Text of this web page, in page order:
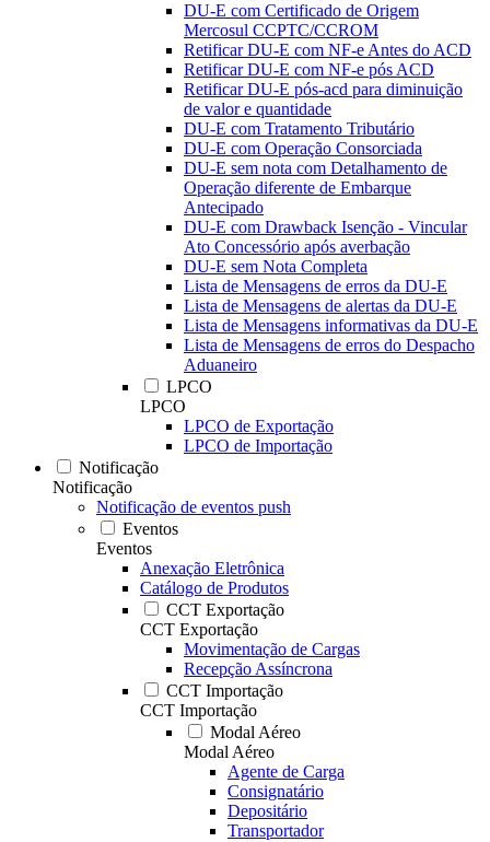
DU-E com Certificado de Origem
Mercosul CCPTC/CCROM
Retificar DU-E com NF-e Antes do ACD
Retificar DU-E com NF-e pós ACD
Retificar DU-E pós-acd para diminuição
de valor e quantidade
DU-E com Tratamento Tributário
DU-E com Operação Consorciada
DU-E sem nota com Detalhamento de
Operação diferente de Embarque
Antecipado
DU-E com Drawback Isenção - Vincular
Ato Concessório após averbação
DU-E sem Nota Completa
Lista de Mensagens de erros da DU-E
Lista de Mensagens de alertas da DU-E
Lista de Mensagens informativas da DU-E
Lista de Mensagens de erros do Despacho
Aduaneiro
LPCO
LPCO
LPCO de Exportação
LPCO de Importação
Notificação
Notificação
Notificação de eventos push
Eventos
Eventos
Anexação Eletrônica
Catálogo de Produtos
CCT Exportação
CCT Exportação
Movimentação de Cargas
Recepção Assíncrona
CCT Importação
CCT Importação
Modal Aéreo
Modal Aéreo
Agente de Carga
Consignatário
Depositário
Transportador